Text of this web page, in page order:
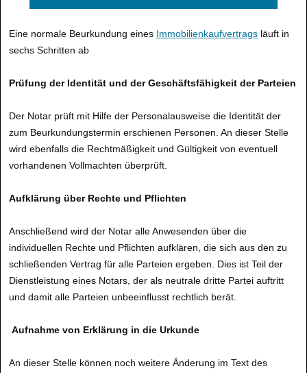
Eine normale Beurkundung eines Immobilienkaufvertrags läuft in
sechs Schritten ab
Prüfung der Identität und der Geschäftsfähigkeit der Parteien
Der Notar prüft mit Hilfe der Personalausweise die Identität der
zum Beurkundungstermin erschienen Personen. An dieser Stelle
wird ebenfalls die Rechtmäßigkeit und Gültigkeit von eventuell
vorhandenen Vollmachten überprüft.
Aufklärung über Rechte und Pflichten
Anschließend wird der Notar alle Anwesenden über die
individuellen Rechte und Pflichten aufklären, die sich aus den zu
schließenden Vertrag für alle Parteien ergeben. Dies ist Teil der
Dienstleistung eines Notars, der als neutrale dritte Partei auftritt
und damit alle Parteien unbeeinflusst rechtlich berät.
Aufnahme von Erklärung in die Urkunde
An dieser Stelle können noch weitere Änderung im Text des